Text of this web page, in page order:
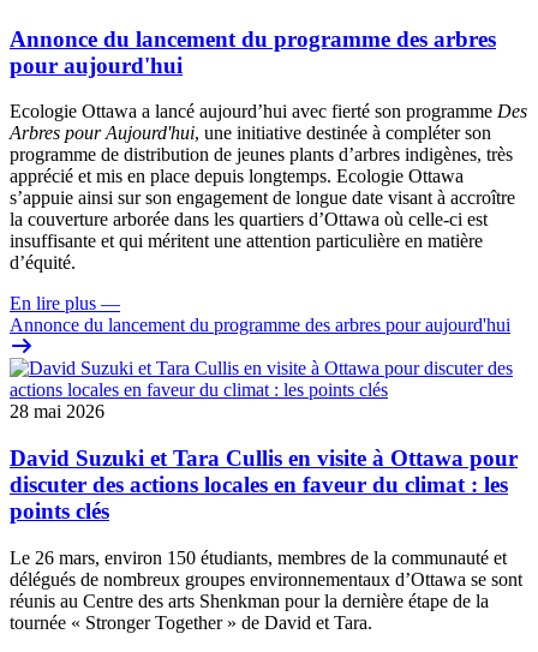
Annonce du lancement du programme des arbres
pour aujourd'hui
Ecologie Ottawa a lancé aujourd’hui avec fierté son programme Des
Arbres pour Aujourd'hui, une initiative destinée à compléter son
programme de distribution de jeunes plants d’arbres indigènes, très
apprécié et mis en place depuis longtemps. Ecologie Ottawa
s’appuie ainsi sur son engagement de longue date visant à accroître
la couverture arborée dans les quartiers d’Ottawa où celle-ci est
insuffisante et qui méritent une attention particulière en matière
d’équité.
En lire plus —
Annonce du lancement du programme des arbres pour aujourd'hui
28 mai 2026
David Suzuki et Tara Cullis en visite à Ottawa pour
discuter des actions locales en faveur du climat : les
points clés
Le 26 mars, environ 150 étudiants, membres de la communauté et
délégués de nombreux groupes environnementaux d’Ottawa se sont
réunis au Centre des arts Shenkman pour la dernière étape de la
tournée « Stronger Together » de David et Tara.